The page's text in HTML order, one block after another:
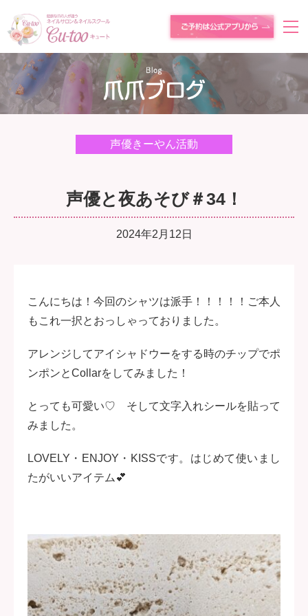
声優きーやん活動
声優と夜あそび＃34！
2024年2月12日
こんにちは！今回のシャツは派手！！！！！ご本人
もこれ一択とおっしゃっておりました。
アレンジしてアイシャドウーをする時のチップでポ
ンポンとCollarをしてみました！
とっても可愛い♡ そして文字入れシールを貼って
みました。
LOVELY・ENJOY・KISSです。はじめて使いまし
たがいいアイテム💕